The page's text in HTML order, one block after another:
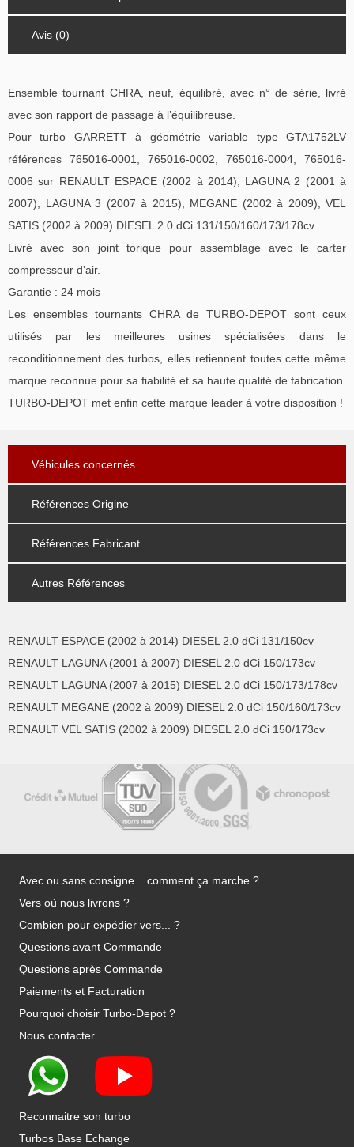
Avis (0)
Ensemble tournant CHRA, neuf, équilibré, avec n° de série, livré
avec son rapport de passage à l’équilibreuse.
Pour turbo GARRETT à géométrie variable type GTA1752LV
références 765016-0001, 765016-0002, 765016-0004, 765016-
0006 sur RENAULT ESPACE (2002 à 2014), LAGUNA 2 (2001 à
2007), LAGUNA 3 (2007 à 2015), MEGANE (2002 à 2009), VEL
SATIS (2002 à 2009) DIESEL 2.0 dCi 131/150/160/173/178cv
Livré avec son joint torique pour assemblage avec le carter
compresseur d’air.
Garantie : 24 mois
Les ensembles tournants CHRA de TURBO-DEPOT sont ceux
utilisés par les meilleures usines spécialisées dans le
reconditionnement des turbos, elles retiennent toutes cette même
marque reconnue pour sa fiabilité et sa haute qualité de fabrication.
TURBO-DEPOT met enfin cette marque leader à votre disposition !
Véhicules concernés
Références Origine
Références Fabricant
Autres Références
RENAULT ESPACE (2002 à 2014) DIESEL 2.0 dCi 131/150cv
RENAULT LAGUNA (2001 à 2007) DIESEL 2.0 dCi 150/173cv
RENAULT LAGUNA (2007 à 2015) DIESEL 2.0 dCi 150/173/178cv
RENAULT MEGANE (2002 à 2009) DIESEL 2.0 dCi 150/160/173cv
RENAULT VEL SATIS (2002 à 2009) DIESEL 2.0 dCi 150/173cv
Avec ou sans consigne... comment ça marche ?
Vers où nous livrons ?
Combien pour expédier vers... ?
Questions avant Commande
Questions après Commande
Paiements et Facturation
Pourquoi choisir Turbo-Depot ?
Nous contacter
Reconnaitre son turbo
Turbos Base Echange